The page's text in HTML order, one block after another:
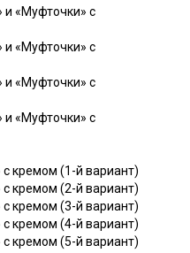
и «Муфточки» с
и «Муфточки» с
и «Муфточки» с
и «Муфточки» с
кремом (1-й вариант)
кремом (2-й вариант)
кремом (3-й вариант)
кремом (4-й вариант)
кремом (5-й вариант)